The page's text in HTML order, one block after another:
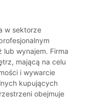
w sektorze
wynajem. Firma
mającą na celu
i wywarcie
kupujących
obejmuje